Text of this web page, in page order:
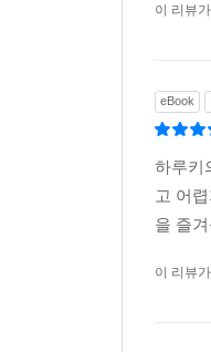
이 리뷰
eBook
하루키
고 어
을 즐
이 리뷰